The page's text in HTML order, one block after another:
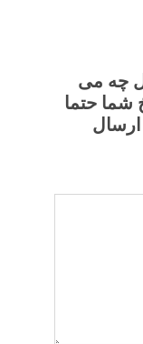
چه می
شما حتما
ارسال